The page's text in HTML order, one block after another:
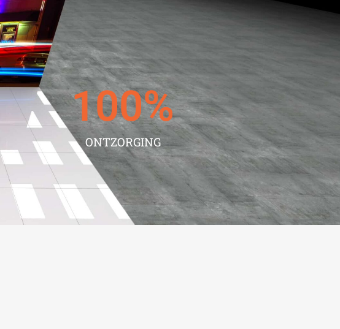
ONTZORGING
100%